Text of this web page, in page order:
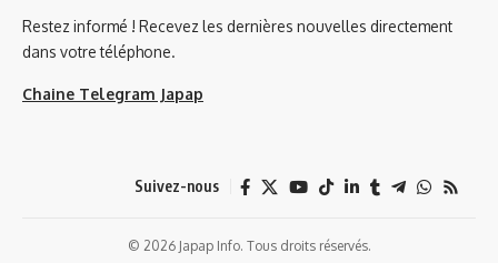
Restez informé ! Recevez les dernières nouvelles directement
dans votre téléphone.
Chaine Telegram Japap
Suivez-nous
© 2026 Japap Info. Tous droits réservés.